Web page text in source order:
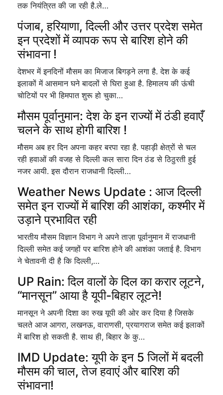
तक नियंत्रित की जा रही है.ले…
पंजाब, हरियाणा, दिल्ली और उत्तर प्रदेश समेत
इन प्रदेशों में व्यापक रूप से बारिश होने की
संभावना !
देशभर में इनदिनों मौसम का मिजाज बिगड़ने लगा है. देश के कई
इलाकों में आसमान घने बादलों से घिरा हुआ है. हिमालय की ऊंची
चोटियों पर भी हिमपात शुरू हो चुका…
मौसम पूर्वानुमान: देश के इन राज्यों में ठंडी हवाएँ
चलने के साथ होगी बारिश !
मौसम अब हर दिन अपना कहर बरपा रहा है. पहाड़ी क्षेत्रों से चल
रही हवाओं की वजह से दिल्ली कल सारा दिन ठंड से ठिठुरती हुई
नजर आयी. इस दौरान राजधानी दिल्ली…
Weather News Update : आज दिल्ली
समेत इन राज्यों में बारिश की आशंका, कश्मीर में
उड़ाने प्रभावित रही
भारतीय मौसम विज्ञान विभाग ने अपने ताज़ा पूर्वानुमान में राजधानी
दिल्ली समेत कई जगहों पर बारिश होने की आशंका जताई है. विभाग
ने चेतावनी दी है कि दिल्ली,…
UP Rain: दिल वालों के दिल का करार लूटने,
“मानसून” आया है यूपी-बिहार लूटने!
मानसून ने अपनी दिशा का रुख यूपी की ओर कर दिया है जिसके
चलते आज आगरा, लखनऊ, वाराणसी, प्रयागराज समेत कई इलाकों
में बारिश हो सकती है. साथ ही, बिहार के कु…
IMD Update: यूपी के इन 5 जिलों में बदली
मौसम की चाल, तेज हवाएं और बारिश की
संभावना!